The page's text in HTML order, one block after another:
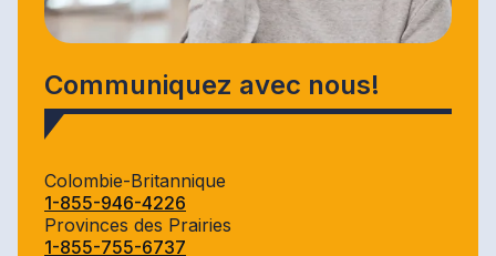
Communiquez avec nous!
Colombie-Britannique
1-855-946-4226
Provinces des Prairies
1-855-755-6737